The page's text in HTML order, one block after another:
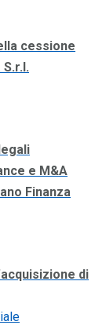
cessione
e M&A
Finanza
di